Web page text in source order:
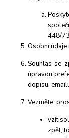
448/
Osobní údaje
Souhlas se
úpravou
dopisu,
Vezměte,
vzít
zpět,